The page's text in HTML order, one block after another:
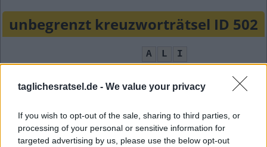
taglichesratsel.de - We value your privacy
If you wish to opt-out of the sale, sharing to third parties, or
processing of your personal or sensitive information for
targeted advertising by us, please use the below opt-out
unbegrenzt kreuzworträtsel ID 502
A L
I
S
T U
D
T
R A I N E
R
E
M I
L